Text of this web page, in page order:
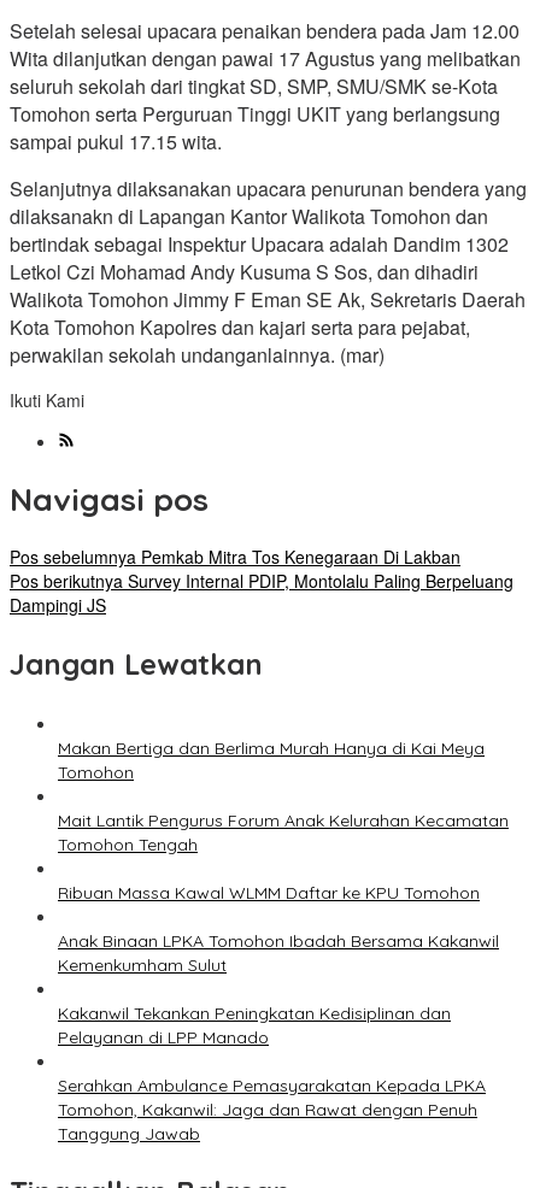
Setelah selesai upacara penaikan bendera pada Jam 12.00
Wita dilanjutkan dengan pawai 17 Agustus yang melibatkan
seluruh sekolah dari tingkat SD, SMP, SMU/SMK se-Kota
Tomohon serta Perguruan Tinggi UKIT yang berlangsung
sampai pukul 17.15 wita.
Selanjutnya dilaksanakan upacara penurunan bendera yang
dilaksanakn di Lapangan Kantor Walikota Tomohon dan
bertindak sebagai Inspektur Upacara adalah Dandim 1302
Letkol Czi Mohamad Andy Kusuma S Sos, dan dihadiri
Walikota Tomohon Jimmy F Eman SE Ak, Sekretaris Daerah
Kota Tomohon Kapolres dan kajari serta para pejabat,
perwakilan sekolah undanganlainnya. (mar)
Ikuti Kami
Navigasi pos
Pos sebelumnya Pemkab Mitra Tos Kenegaraan Di Lakban
Pos berikutnya Survey Internal PDIP, Montolalu Paling Berpeluang
Dampingi JS
Jangan Lewatkan
Makan Bertiga dan Berlima Murah Hanya di Kai Meya
Tomohon
Mait Lantik Pengurus Forum Anak Kelurahan Kecamatan
Tomohon Tengah
Ribuan Massa Kawal WLMM Daftar ke KPU Tomohon
Anak Binaan LPKA Tomohon Ibadah Bersama Kakanwil
Kemenkumham Sulut
Kakanwil Tekankan Peningkatan Kedisiplinan dan
Pelayanan di LPP Manado
Serahkan Ambulance Pemasyarakatan Kepada LPKA
Tomohon, Kakanwil: Jaga dan Rawat dengan Penuh
Tanggung Jawab